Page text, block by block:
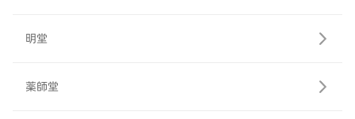
明堂
薬師堂